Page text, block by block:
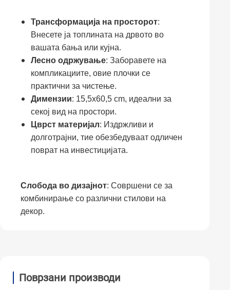
Трансформација на просторот:
Внесете ја топлината на дрвото во
вашата бања или кујна.
Лесно одржување: Заборавете на
компликациите, овие плочки се
практични за чистење.
Димензии: 15,5x60,5 cm, идеални за
секој вид на простори.
Цврст материјал: Издржливи и
долготрајни, тие обезбедуваат одличен
поврат на инвестицијата.
Слобода во дизајнот: Совршени се за
комбинирање со различни стилови на
декор.
Поврзани производи